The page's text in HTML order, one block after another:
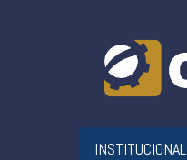
INSTITUCIONAL